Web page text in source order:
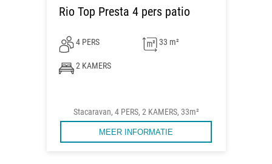
Rio Top Presta 4 pers patio
4 PERS 33 m²
2 KAMERS
Stacaravan, 4 PERS, 2 KAMERS, 33m²
MEER INFORMATIE